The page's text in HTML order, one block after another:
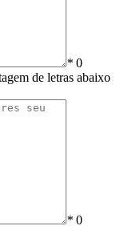
* 0
de letras abaixo
* 0